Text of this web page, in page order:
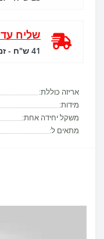
אריזה כוללת:
מידות:
משקל יחידה אחת:
מתאים ל:
שליח
41 ש"ח - זמן אספקה 2-5 ימי עסקים